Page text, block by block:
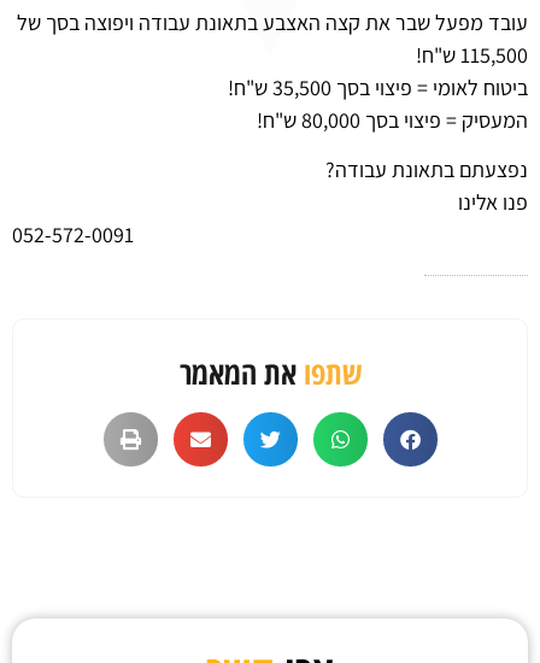
עובד מפעל שבר את קצה האצבע בתאונת עבודה ויפוצה בסך של
115,500 ש"ח!
ביטוח לאומי = פיצוי בסך 35,500 ש"ח!
המעסיק = פיצוי בסך 80,000 ש"ח!
נפצעתם בתאונת עבודה?
פנו אלינו
052-572-0091
שתפואת המאמר